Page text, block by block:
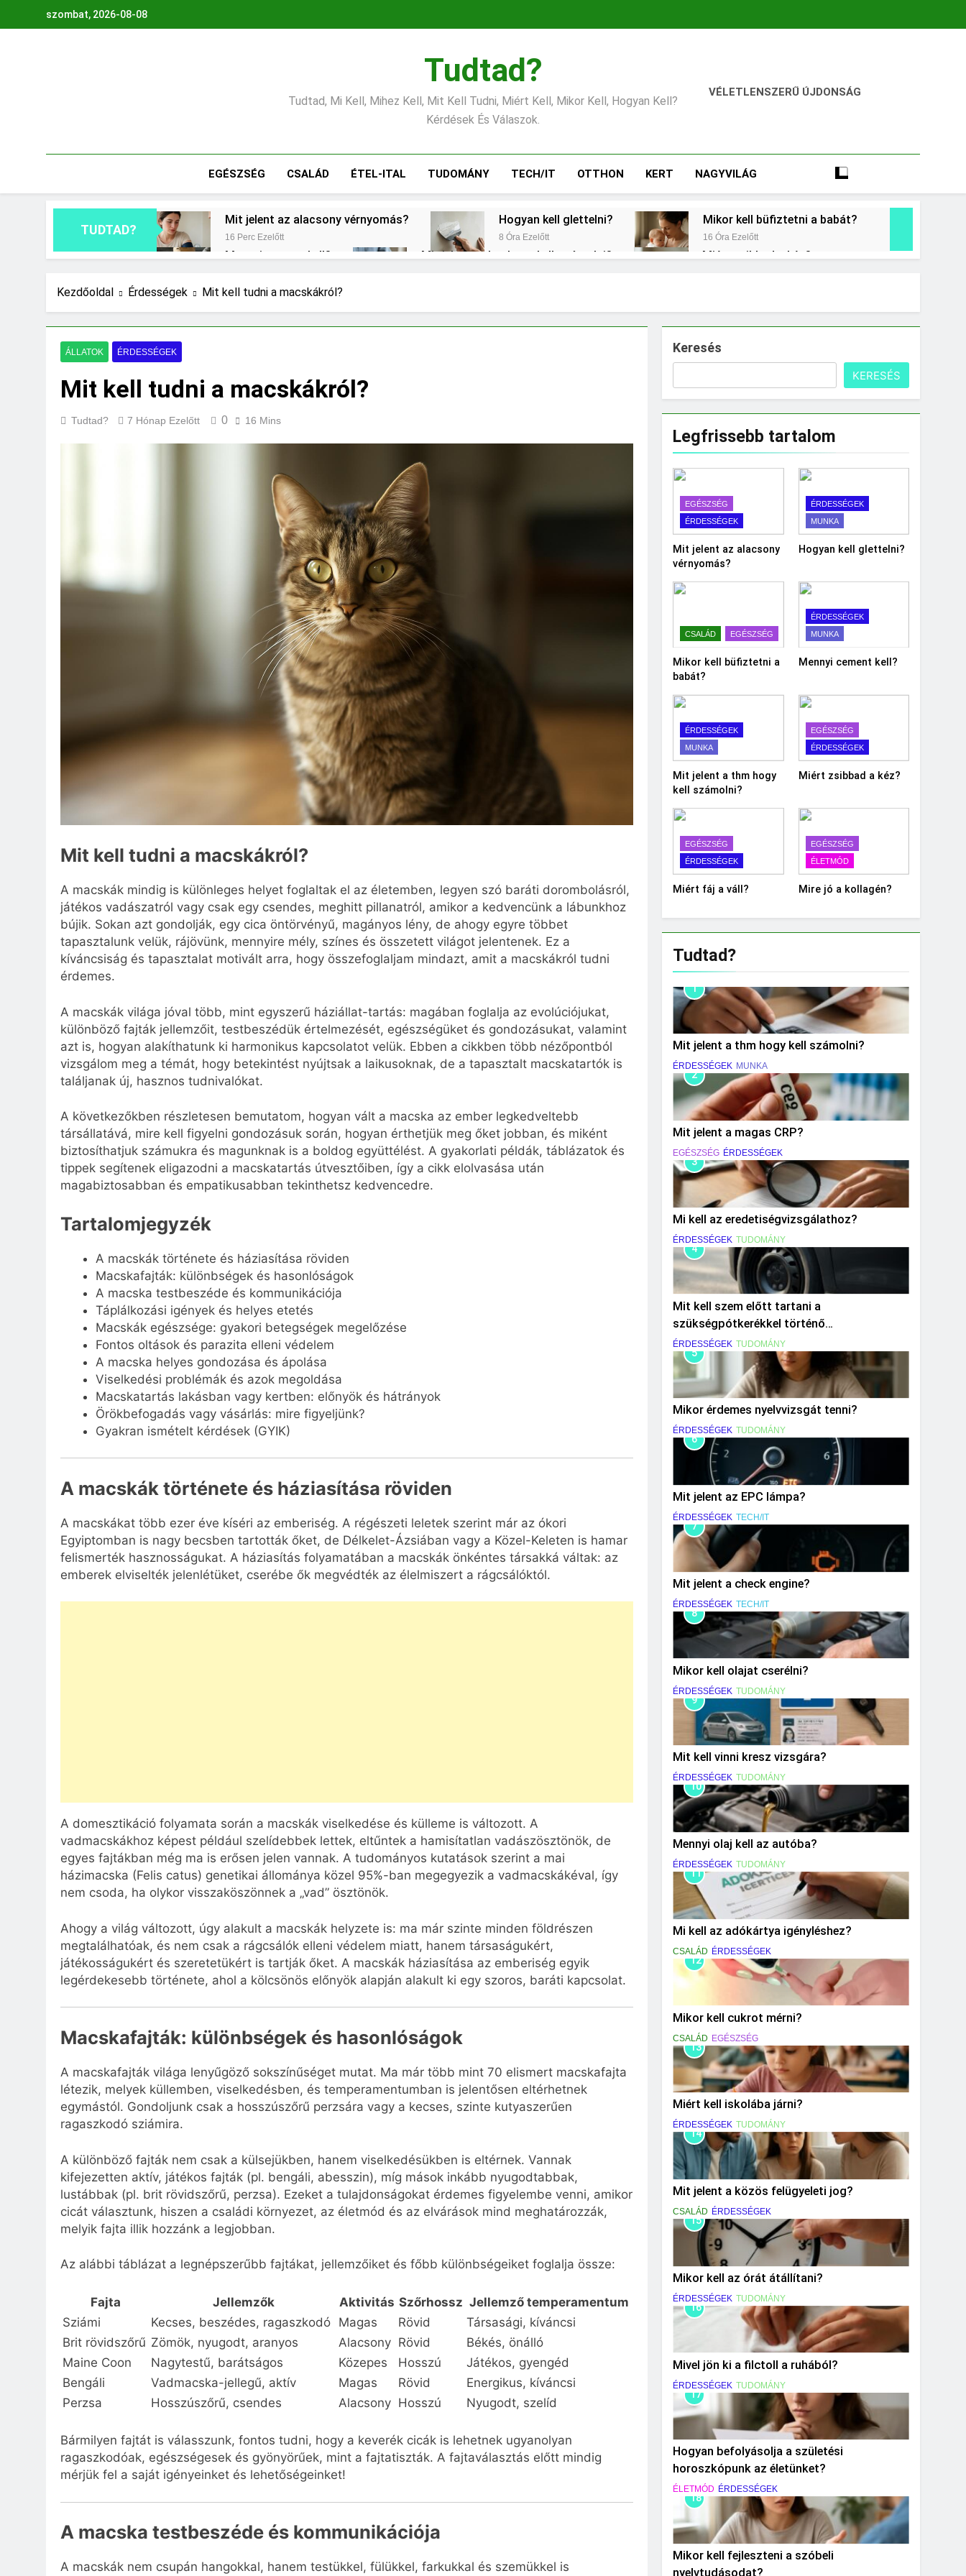
szombat, 2026-08-08
Tudtad?
Tudtad, Mi Kell, Mihez Kell, Mit Kell Tudni, Miért Kell, Mikor Kell, Hogyan Kell?
Kérdések És Válaszok.
VÉLETLENSZERŰ ÚJDONSÁG
EGÉSZSÉG CSALÁD ÉTEL-ITAL TUDOMÁNY TECH/IT OTTHON KERT NAGYVILÁG
TUDTAD?
Mit jelent az alacsony vérnyomás?
16 Perc Ezelőtt
Hogyan kell glettelni?
8 Óra Ezelőtt
Mikor kell büfiztetni a babát?
16 Óra Ezelőtt
Mennyi cement kell? Mit jelent a thm hogy kell számolni? Miért zsibbad a kéz?
Miért fáj a váll?
Mit jelent a magas CRP?
Kezdőoldal Érdességek Mit kell tudni a macskákról?
ÁLLATOK ÉRDESSÉGEK
Mit kell tudni a macskákról?
Tudtad? 7 Hónap Ezelőtt 0 16 Mins
Mit kell tudni a macskákról?
A macskák mindig is különleges helyet foglaltak el az életemben, legyen szó baráti dorombolásról,
játékos vadászatról vagy csak egy csendes, meghitt pillanatról, amikor a kedvencünk a lábunkhoz
bújik. Sokan azt gondolják, egy cica öntörvényű, magányos lény, de ahogy egyre többet
tapasztalunk velük, rájövünk, mennyire mély, színes és összetett világot jelentenek. Ez a
kíváncsiság és tapasztalat motivált arra, hogy összefoglaljam mindazt, amit a macskákról tudni
érdemes.
A macskák világa jóval több, mint egyszerű háziállat-tartás: magában foglalja az evolúciójukat,
különböző fajták jellemzőit, testbeszédük értelmezését, egészségüket és gondozásukat, valamint
azt is, hogyan alakíthatunk ki harmonikus kapcsolatot velük. Ebben a cikkben több nézőpontból
vizsgálom meg a témát, hogy betekintést nyújtsak a laikusoknak, de a tapasztalt macskatartók is
találjanak új, hasznos tudnivalókat.
A következőkben részletesen bemutatom, hogyan vált a macska az ember legkedveltebb
társállatává, mire kell figyelni gondozásuk során, hogyan érthetjük meg őket jobban, és miként
biztosíthatjuk számukra és magunknak is a boldog együttélést. A gyakorlati példák, táblázatok és
tippek segítenek eligazodni a macskatartás útvesztőiben, így a cikk elolvasása után
magabiztosabban és empatikusabban tekinthetsz kedvencedre.
Tartalomjegyzék
A macskák története és háziasítása röviden
Macskafajták: különbségek és hasonlóságok
A macska testbeszéde és kommunikációja
Táplálkozási igények és helyes etetés
Macskák egészsége: gyakori betegségek megelőzése
Fontos oltások és parazita elleni védelem
A macska helyes gondozása és ápolása
Viselkedési problémák és azok megoldása
Macskatartás lakásban vagy kertben: előnyök és hátrányok
Örökbefogadás vagy vásárlás: mire figyeljünk?
Gyakran ismételt kérdések (GYIK)
A macskák története és háziasítása röviden
A macskákat több ezer éve kíséri az emberiség. A régészeti leletek szerint már az ókori
Egyiptomban is nagy becsben tartották őket, de Délkelet-Ázsiában vagy a Közel-Keleten is hamar
felismerték hasznosságukat. A háziasítás folyamatában a macskák önkéntes társakká váltak: az
emberek elviselték jelenlétüket, cserébe ők megvédték az élelmiszert a rágcsálóktól.
A domesztikáció folyamata során a macskák viselkedése és külleme is változott. A
vadmacskákhoz képest például szelídebbek lettek, eltűntek a hamisítatlan vadászösztönök, de
egyes fajtákban még ma is erősen jelen vannak. A tudományos kutatások szerint a mai
házimacska (Felis catus) genetikai állománya közel 95%-ban megegyezik a vadmacskákéval, így
nem csoda, ha olykor visszaköszönnek a „vad” ösztönök.
Ahogy a világ változott, úgy alakult a macskák helyzete is: ma már szinte minden földrészen
megtalálhatóak, és nem csak a rágcsálók elleni védelem miatt, hanem társaságukért,
játékosságukért és szeretetükért is tartják őket. A macskák háziasítása az emberiség egyik
legérdekesebb története, ahol a kölcsönös előnyök alapján alakult ki egy szoros, baráti kapcsolat.
Macskafajták: különbségek és hasonlóságok
A macskafajták világa lenyűgöző sokszínűséget mutat. Ma már több mint 70 elismert macskafajta
létezik, melyek küllemben, viselkedésben, és temperamentumban is jelentősen eltérhetnek
egymástól. Gondoljunk csak a hosszúszőrű perzsára vagy a kecses, szinte kutyaszerűen
ragaszkodó sziámira.
A különböző fajták nem csak a külsejükben, hanem viselkedésükben is eltérnek. Vannak
kifejezetten aktív, játékos fajták (pl. bengáli, abesszin), míg mások inkább nyugodtabbak,
lustábbak (pl. brit rövidszőrű, perzsa). Ezeket a tulajdonságokat érdemes figyelembe venni, amikor
cicát választunk, hiszen a családi környezet, az életmód és az elvárások mind meghatározzák,
melyik fajta illik hozzánk a legjobban.
Az alábbi táblázat a legnépszerűbb fajtákat, jellemzőiket és főbb különbségeiket foglalja össze:
Fajta Jellemzők Aktivitás Szőrhossz Jellemző temperamentum
Sziámi
Kecses, beszédes, ragaszkodó Magas Rövid
Társasági, kíváncsi
Brit rövidszőrű Zömök, nyugodt, aranyos Alacsony Rövid
Békés, önálló
Maine Coon
Nagytestű, barátságos Közepes Hosszú
Játékos, gyengéd
Bengáli
Vadmacska-jellegű, aktív Magas Rövid
Energikus, kíváncsi
Perzsa
Hosszúszőrű, csendes Alacsony Hosszú Nyugodt, szelíd
Bármilyen fajtát is válasszunk, fontos tudni, hogy a keverék cicák is lehetnek ugyanolyan
ragaszkodóak, egészségesek és gyönyörűek, mint a fajtatiszták. A fajtaválasztás előtt mindig
mérjük fel a saját igényeinket és lehetőségeinket!
A macska testbeszéde és kommunikációja
A macskák nem csupán hangokkal, hanem testükkel, fülükkel, farkukkal és szemükkel is
Keresés
KERESÉS
Legfrissebb tartalom
EGÉSZSÉG
ÉRDESSÉGEK
Mit jelent az alacsony
vérnyomás?
ÉRDESSÉGEK
MUNKA
Hogyan kell glettelni?
CSALÁD EGÉSZSÉG
Mikor kell büfiztetni a
babát?
ÉRDESSÉGEK
MUNKA
Mennyi cement kell?
ÉRDESSÉGEK
MUNKA
Mit jelent a thm hogy
kell számolni?
EGÉSZSÉG
ÉRDESSÉGEK
Miért zsibbad a kéz?
EGÉSZSÉG
ÉRDESSÉGEK
Miért fáj a váll?
EGÉSZSÉG
ÉLETMÓD
Mire jó a kollagén?
Tudtad?
1
Mit jelent a thm hogy kell számolni?
ÉRDESSÉGEK MUNKA
2
Mit jelent a magas CRP?
EGÉSZSÉG ÉRDESSÉGEK
3
Mi kell az eredetiségvizsgálathoz?
ÉRDESSÉGEK TUDOMÁNY
4
Mit kell szem előtt tartani a
szükségpótkerékkel történő
közlekedéskor?
ÉRDESSÉGEK TUDOMÁNY
5
Mikor érdemes nyelvvizsgát tenni?
ÉRDESSÉGEK TUDOMÁNY
6
Mit jelent az EPC lámpa?
ÉRDESSÉGEK TECH/IT
7
Mit jelent a check engine?
ÉRDESSÉGEK TECH/IT
8
Mikor kell olajat cserélni?
ÉRDESSÉGEK TUDOMÁNY
9
Mit kell vinni kresz vizsgára?
ÉRDESSÉGEK TUDOMÁNY
10
Mennyi olaj kell az autóba?
ÉRDESSÉGEK TUDOMÁNY
11
Mi kell az adókártya igényléshez?
CSALÁD ÉRDESSÉGEK
12
Mikor kell cukrot mérni?
CSALÁD EGÉSZSÉG
13
Miért kell iskolába járni?
ÉRDESSÉGEK TUDOMÁNY
14
Mit jelent a közös felügyeleti jog?
CSALÁD ÉRDESSÉGEK
15
Mikor kell az órát átállítani?
ÉRDESSÉGEK TUDOMÁNY
16
Mivel jön ki a filctoll a ruhából?
ÉRDESSÉGEK TUDOMÁNY
17
Hogyan befolyásolja a születési
horoszkópunk az életünket?
ÉLETMÓD ÉRDESSÉGEK
18
Mikor kell fejleszteni a szóbeli
nyelvtudásodat?